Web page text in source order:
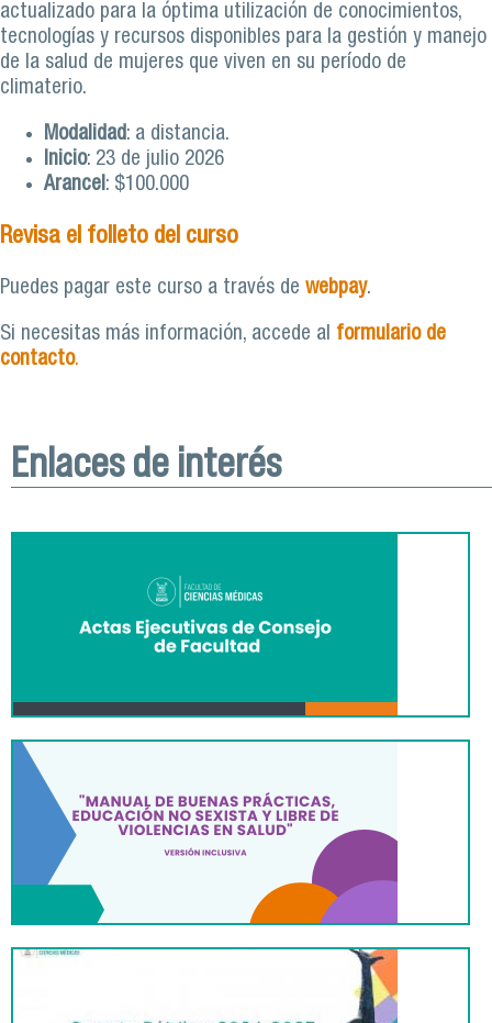
actualizado para la óptima utilización de conocimientos,
tecnologías y recursos disponibles para la gestión y manejo
de la salud de mujeres que viven en su período de
climaterio.
Modalidad: a distancia.
Inicio: 23 de julio 2026
Arancel: $100.000
Revisa el folleto del curso
Puedes pagar este curso a través de webpay.
Si necesitas más información, accede al formulario de
contacto.
Enlaces de interés